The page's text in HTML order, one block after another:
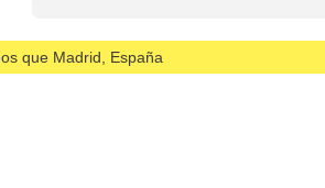
que Madrid, España